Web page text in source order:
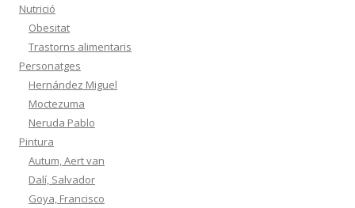
Nutrició
Obesitat
Trastorns alimentaris
Personatges
Hernández Miguel
Moctezuma
Neruda Pablo
Pintura
Autum, Aert van
Dalí, Salvador
Goya, Francisco